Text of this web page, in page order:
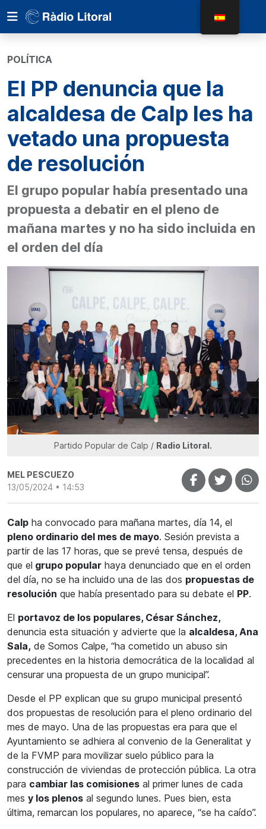
POLÍTICA
El PP denuncia que la
alcaldesa de Calp les ha
vetado una propuesta
de resolución
El grupo popular había presentado una
propuesta a debatir en el pleno de
mañana martes y no ha sido incluida en
el orden del día
Partido Popular de Calp / Radio Litoral.
MEL PESCUEZO
13/05/2024 • 14:53
Calp ha convocado para mañana martes, día 14, el
pleno ordinario del mes de mayo. Sesión prevista a
partir de las 17 horas, que se prevé tensa, después de
que el grupo popular haya denunciado que en el orden
del día, no se ha incluido una de las dos propuestas de
resolución que había presentado para su debate el PP.
El portavoz de los populares, César Sánchez,
denuncia esta situación y advierte que la alcaldesa, Ana
Sala, de Somos Calpe, “ha cometido un abuso sin
precedentes en la historia democrática de la localidad al
censurar una propuesta de un grupo municipal”.
Desde el PP explican que su grupo municipal presentó
dos propuestas de resolución para el pleno ordinario del
mes de mayo. Una de las propuestas era para que el
Ayuntamiento se adhiera al convenio de la Generalitat y
de la FVMP para movilizar suelo público para la
construcción de viviendas de protección pública. La otra
para cambiar las comisiones al primer lunes de cada
mes y los plenos al segundo lunes. Pues bien, esta
última, remarcan los populares, no aparece, “se ha caído”.